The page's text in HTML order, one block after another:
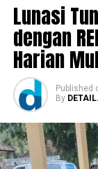
Lunasi
dengan
Harian
Published
By